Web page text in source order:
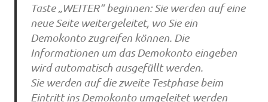
Taste „WEITER“ beginnen: Sie werden auf eine
neue Seite weitergeleitet, wo Sie ein
Demokonto zugreifen können. Die
Informationen um das Demokonto eingeben
wird automatisch ausgefüllt werden.
Sie werden auf die zweite Testphase beim
Eintritt ins Demokonto umgeleitet werden